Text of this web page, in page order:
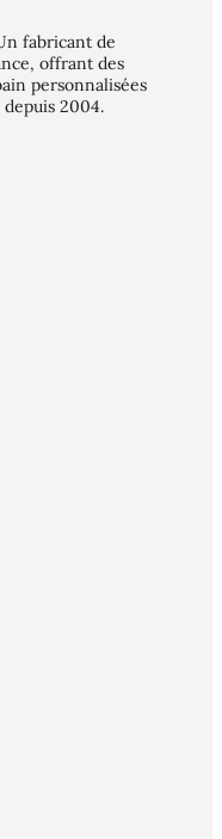
fabricant de
offrant des
personnalisées
2004.